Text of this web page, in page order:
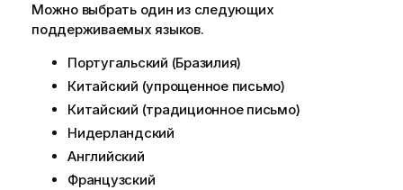
Можно выбрать один из следующих
поддерживаемых языков.
Португальский (Бразилия)
Китайский (упрощенное письмо)
Китайский (традиционное письмо)
Нидерландский
Английский
Французский